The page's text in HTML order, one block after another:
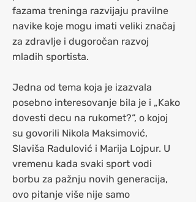
fazama treninga razvijaju pravilne
navike koje mogu imati veliki značaj
za zdravlje i dugoročan razvoj
mladih sportista.
Jedna od tema koja je izazvala
posebno interesovanje bila je i „Kako
dovesti decu na rukomet?“, o kojoj
su govorili Nikola Maksimović,
Slaviša Radulović i Marija Lojpur. U
vremenu kada svaki sport vodi
borbu za pažnju novih generacija,
ovo pitanje više nije samo